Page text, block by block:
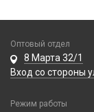
Оптовый отдел
8 Марта 32/1
Вход со стороны
Режим работы